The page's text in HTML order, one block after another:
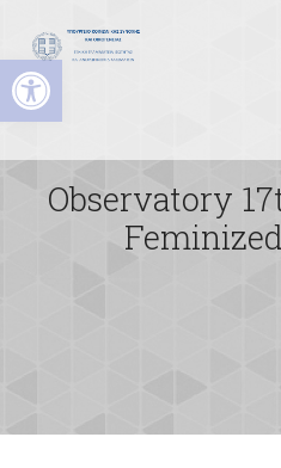
Ανοίξτε τη γραμμή εργαλείων
Observatory